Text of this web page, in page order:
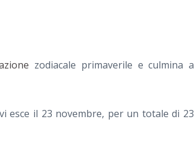
zodiacale primaverile e culmina a
esce il 23 novembre, per un totale di 23